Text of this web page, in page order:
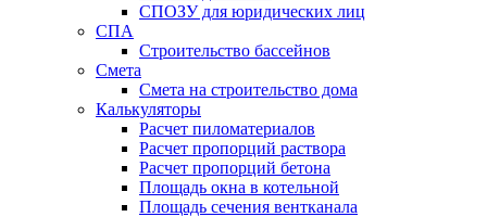
СПОЗУ для юридических лиц
СПА
Строительство бассейнов
Смета
Смета на строительство дома
Калькуляторы
Расчет пиломатериалов
Расчет пропорций раствора
Расчет пропорций бетона
Площадь окна в котельной
Площадь сечения вентканала